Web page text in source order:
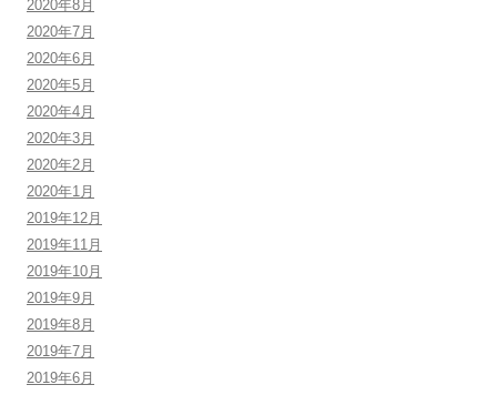
2020年8月
2020年7月
2020年6月
2020年5月
2020年4月
2020年3月
2020年2月
2020年1月
2019年12月
2019年11月
2019年10月
2019年9月
2019年8月
2019年7月
2019年6月